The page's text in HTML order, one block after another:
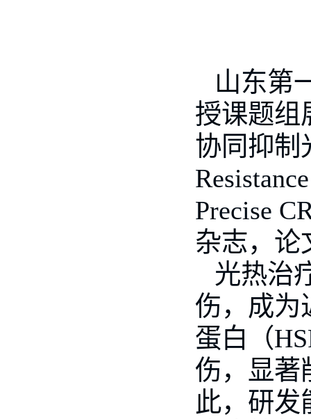
山东第
授课题组
协同抑制
Precise
杂志，论
光热治
伤，成为
蛋白（
伤，显著
此，研发